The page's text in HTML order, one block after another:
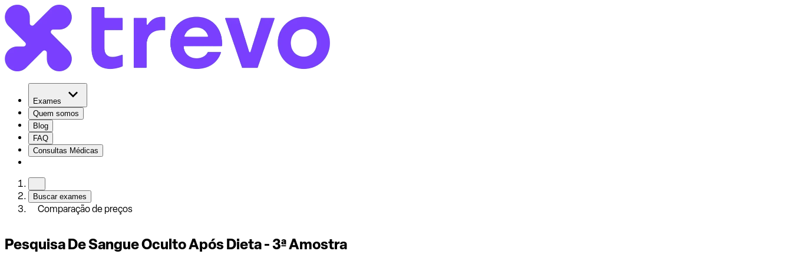
Exames
Quem somos
Blog
FAQ
Consultas Médicas
Buscar exames
Comparação de preços
Pesquisa De Sangue Oculto Após Dieta - 3ª Amostra